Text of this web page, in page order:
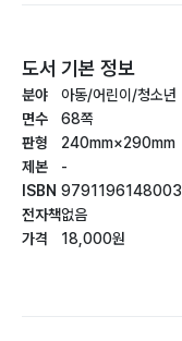
도서 기본 정보
분야
면수
판형
제본
ISBN
전자책
가격
아동/어린이/청소년
68쪽
240mm×290mm
-
9791196148003
없음
18,000원